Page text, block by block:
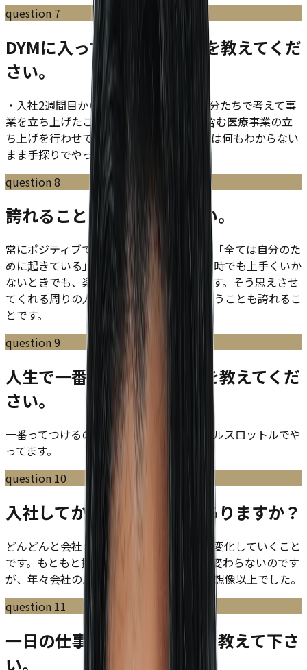
question 7
DYMに入って印象的な仕事を教えてくだ
さい。
・入社2週間目からビジネスモデルから自分たちで考えて事
業を立ち上げたこと。 ・2年目でM＆Aを含む医療事業の立
ち上げを行わせてもらえたこと。 上記2つは何もわからない
まま手探りでやった0→１の仕事でした。
question 8
誇れることを教えてください。
常にポジティブでいれていることですね。「全ては自分のた
めに起きている」と思い、自分が失敗した時でも上手くいか
ないときでも、楽しい人生だなと思えてます。そう思えさせ
てくれる周りの人たちの環境にいれるということも誇れるこ
とです。
question 9
人生で一番がんばったことを教えてくだ
さい。
一番ってつけるの難しいですね笑 基本フルスロットルでや
ってます。
question 10
入社してからのギャップはありますか？
どんどんと会社のステージによって会社が変化していくこと
です。もともと持っている核となる部分は変わらないのです
が、年々会社の成長を実感できるところが想像以上でした。
question 11
一日の仕事のスケジュールを教えて下さ
い。